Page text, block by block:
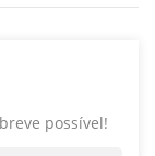
possível!